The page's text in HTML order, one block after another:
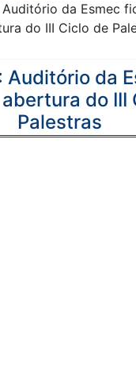
Auditório da Esmec
do III Ciclo de
Auditório da
do III
Palestras